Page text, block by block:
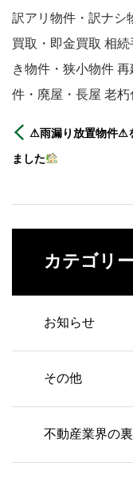
訳アリ物件・訳ナシ
買取・即金買取 相
き物件・狭小物件
件・廃屋・長屋 老
⚠雨漏り放置物件⚠
ました
カテゴリー
お知らせ
その他
不動産業界の